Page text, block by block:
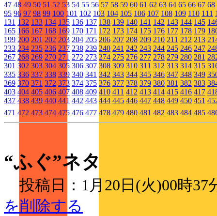
47 48 49 50 51 52 53 54 55 56 57 58 59 60 61 62 63 64 65 66 67 68
95 96 97 98 99 100 101 102 103 104 105 106 107 108 109 110 111
131 132 133 134 135 136 137 138 139 140 141 142 143 144 145
165 166 167 168 169 170 171 172 173 174 175 176 177 178 179
199 200 201 202 203 204 205 206 207 208 209 210 211 212 213
233 234 235 236 237 238 239 240 241 242 243 244 245 246 247
267 268 269 270 271 272 273 274 275 276 277 278 279 280 281
301 302 303 304 305 306 307 308 309 310 311 312 313 314 315
335 336 337 338 339 340 341 342 343 344 345 346 347 348 349
369 370 371 372 373 374 375 376 377 378 379 380 381 382 383
403 404 405 406 407 408 409 410 411 412 413 414 415 416 417
437 438 439 440 441 442 443 444 445 446 447 448 449 450 451
471 472 473 474 475 476 477 478 479 480 481 482 483 484 485
“ふぐ”ネタ
投稿日：1月20日(火)00時
を削除する